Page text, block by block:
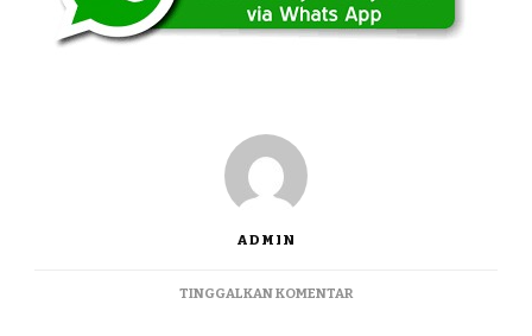
ADMIN
TINGGALKAN KOMENTARPADA